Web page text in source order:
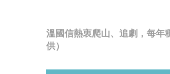
溫國信熱衷爬山、追劇，每年
供）